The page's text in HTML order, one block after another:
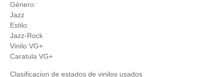
Género:
Jazz
Estilo:
Jazz-Rock
Vinilo VG+
Caratula VG+
Clasificacion de estados de vinilos usados